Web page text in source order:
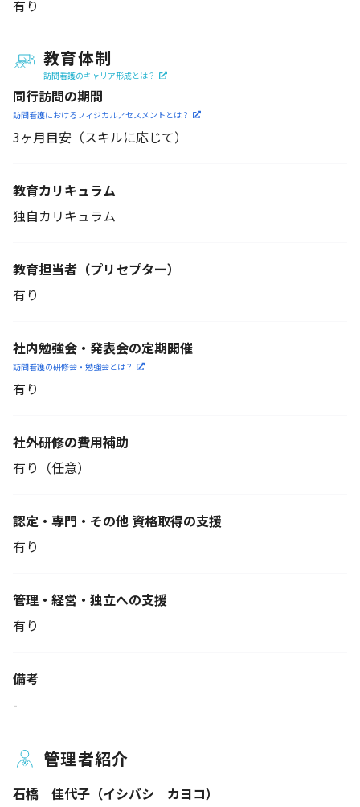
有り
教育体制
訪問看護のキャリア形成とは？
同行訪問の期間
訪問看護におけるフィジカルアセスメントとは？
3ヶ月目安（スキルに応じて）
教育カリキュラム
独自カリキュラム
教育担当者 （プリセプター）
有り
社内勉強会・発表会の定期開催
訪問看護の研修会・勉強会とは？
有り
社外研修の費用補助
有り（任意）
認定・専門・その他 資格取得の支援
有り
管理・経営・独立への支援
有り
備考
-
管理者紹介
石橋 佳代子（イシバシ カヨコ）